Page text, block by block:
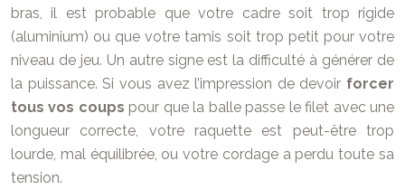
bras, il est probable que votre cadre soit trop rigide
(aluminium) ou que votre tamis soit trop petit pour votre
niveau de jeu. Un autre signe est la difficulté à générer de
la puissance. Si vous avez l’impression de devoir forcer
tous vos coups pour que la balle passe le filet avec une
longueur correcte, votre raquette est peut-être trop
lourde, mal équilibrée, ou votre cordage a perdu toute sa
tension.